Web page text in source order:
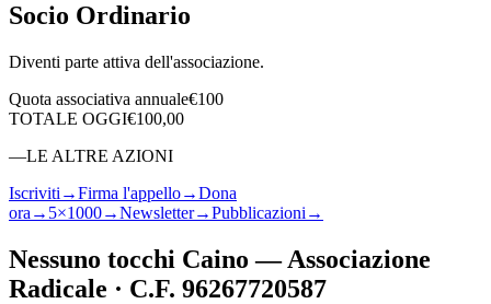
Socio Ordinario
Diventi parte attiva dell'associazione.
Quota associativa annuale€100
TOTALE OGGI€100,00
—LE ALTRE AZIONI
Iscriviti →Firma l'appello→Dona
ora → 5×1000→Newsletter→Pubblicazioni →
Nessuno tocchi Caino — Associazione
Radicale · C.F. 96267720587